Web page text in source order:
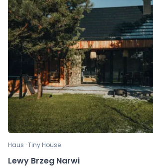
Haus · Tiny House
Lewy Brzeg Narwi